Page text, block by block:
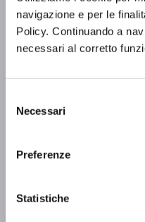
navigazione e per le
Policy. Continuando a
necessari al corretto
delNecessari
Preferenze
Statistiche
BV Hotels &
Restaurant –
Scopri di più »